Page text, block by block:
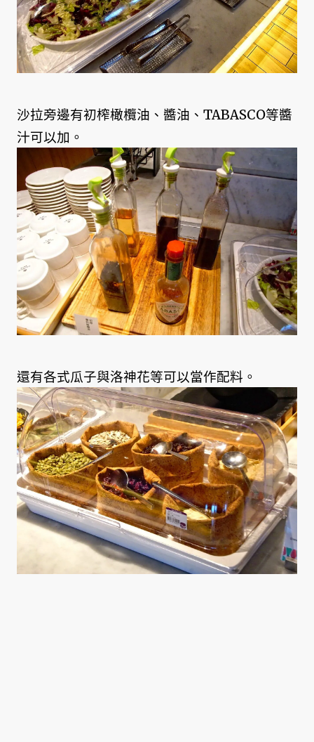
沙拉旁邊有初榨橄欖油、醬油、TABASCO等醬
汁可以加。
還有各式瓜子與洛神花等可以當作配料。